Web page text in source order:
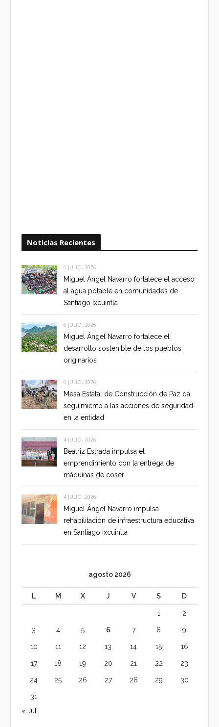
Noticias Recientes
6 JULIO, 2026
Miguel Ángel Navarro fortalece el acceso
al agua potable en comunidades de
Santiago Ixcuintla
6 JULIO, 2026
Miguel Ángel Navarro fortalece el
desarrollo sostenible de los pueblos
originarios
6 JULIO, 2026
Mesa Estatal de Construcción de Paz da
seguimiento a las acciones de seguridad
en la entidad
4 JULIO, 2026
Beatriz Estrada impulsa el
emprendimiento con la entrega de
máquinas de coser
4 JULIO, 2026
Miguel Ángel Navarro impulsa
rehabilitación de infraestructura educativa
en Santiago Ixcuintla
agosto 2026
L M X J V S D
1 2
3 4 5 6 7 8 9
10 11 12 13 14 15 16
17 18 19 20 21 22 23
24 25 26 27 28 29 30
31
« Jul